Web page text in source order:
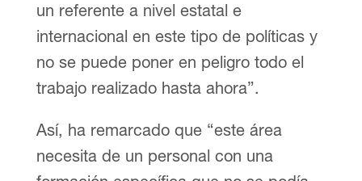
un referente a nivel estatal e
internacional en este tipo de políticas y
no se puede poner en peligro todo el
trabajo realizado hasta ahora”.
Así, ha remarcado que “este área
necesita de un personal con una